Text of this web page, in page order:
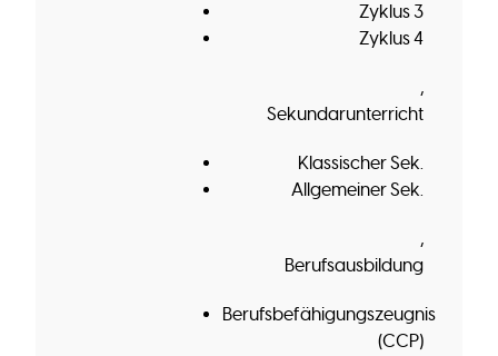
Zyklus 3
Zyklus 4
Sekundarunterricht
Klassischer Sek.
Allgemeiner Sek.
Berufsausbildung
Berufsbefähigungszeugnis
(CCP)